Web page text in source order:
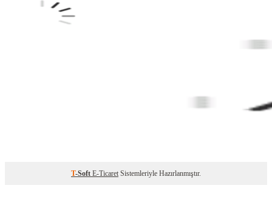
T-Soft E-Ticaret Sistemleriyle Hazırlanmıştır.